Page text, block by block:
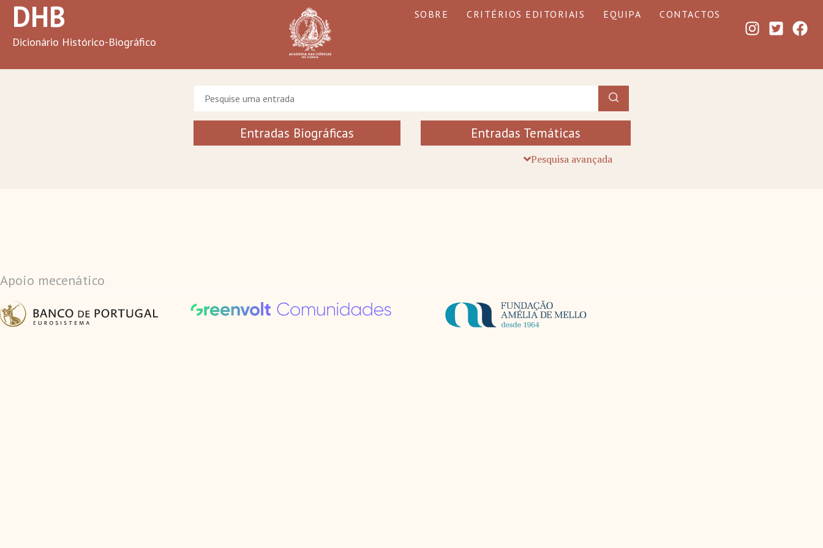
DHB
Dicionário Histórico-Biográfico
SOBRE CRITÉRIOS EDITORIAIS EQUIPA CONTACTOS
Entradas Biográficas Entradas Temáticas
Pesquisa avançada
Apoio mecenático